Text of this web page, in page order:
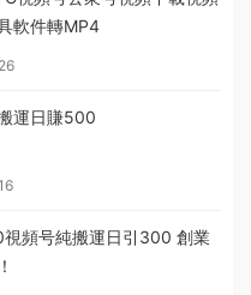
軟件轉MP4
運日賺500
頻号純搬運日引300 創業